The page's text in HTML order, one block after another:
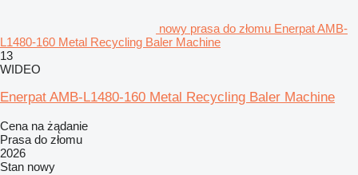
nowy prasa do złomu Enerpat AMB-
L1480-160 Metal Recycling Baler Machine
13
WIDEO
Enerpat AMB-L1480-160 Metal Recycling Baler Machine
Cena na żądanie
Prasa do złomu
2026
Stan nowy